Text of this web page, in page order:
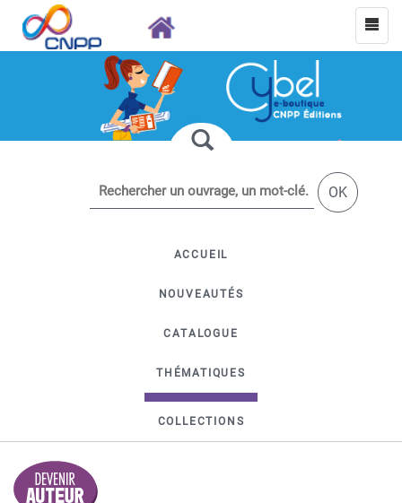
OK
ACCUEIL
NOUVEAUTÉS
CATALOGUE
THÉMATIQUES
COLLECTIONS